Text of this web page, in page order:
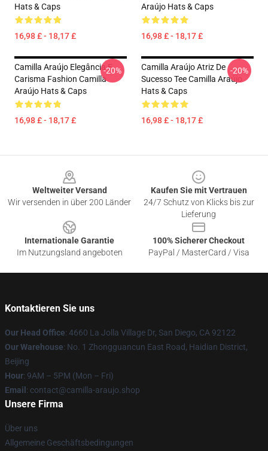
Hats & Caps
16,98 £ - 18,17 £
Araújo Hats & Caps
16,98 £ - 18,17 £
Camilla Araújo Elegância E
Carisma Fashion Camilla
Araújo Hats & Caps
16,98 £ - 18,17 £
-20%
Camilla Araújo Atriz De
Sucesso Tee Camilla Araújo
Hats & Caps
16,98 £ - 18,17 £
-20%
Weltweiter Versand
Wir versenden in über 200 Länder
Kaufen Sie mit Vertrauen
24/7 Schutz von Klicks bis zur
Lieferung
Internationale Garantie
Im Nutzungsland angeboten
100% Sicherer Checkout
PayPal / MasterCard / Visa
Kontaktieren Sie uns
Our Head Office: 4660 La Jolla Village Dr, San Diego, CA 92122
Our Warehouse: No. 1 Zhongguancun East Road, Haidian District,
Beijing
Hour: 9AM – 5PM (Mon – Fri)
Email: contact@camilla-araujo.shop
Unsere Firma
Über uns
Allgemeine Geschäftsbedingungen